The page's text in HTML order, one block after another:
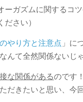
ガズムに関するコ
ださい）
やり方と注意点 」に
んて全然関係ない
な関係があるのです！
だきたいと思い、今